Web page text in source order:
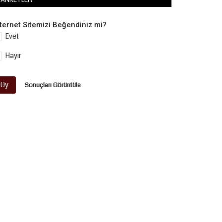
Sitemizi Beğendiniz mi?
Evet
Hayır
Oy Sonuçları Görüntüle